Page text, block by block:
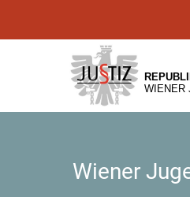
[1]
[2]
[3]
WIENER
Wiener